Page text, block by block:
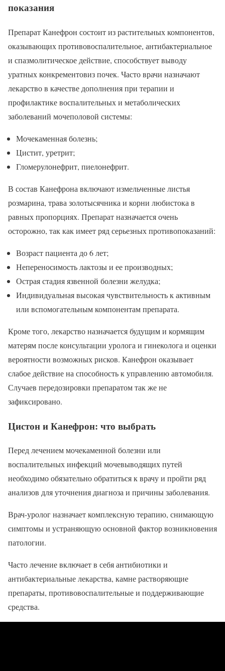
показания
Препарат Канефрон состоит из растительных компонентов,
оказывающих противовоспалительное, антибактериальное
и спазмолитическое действие, способствует выводу
уратных конкрементовиз почек. Часто врачи назначают
лекарство в качестве дополнения при терапии и
профилактике воспалительных и метаболических
заболеваний мочеполовой системы:
Мочекаменная болезнь;
Цистит, уретрит;
Гломерулонефрит, пиелонефрит.
В состав Канефрона включают измельченные листья
розмарина, трава золотысячника и корни любистока в
равных пропорциях. Препарат назначается очень
осторожно, так как имеет ряд серьезных противопоказаний:
Возраст пациента до 6 лет;
Непереносимость лактозы и ее производных;
Острая стадия язвенной болезни желудка;
Индивидуальная высокая чувствительность к активным
или вспомогательным компонентам препарата.
Кроме того, лекарство назначается будущим и кормящим
матерям после консультации уролога и гинеколога и оценки
вероятности возможных рисков. Канефрон оказывает
слабое действие на способность к управлению автомобиля.
Случаев передозировки препаратом так же не
зафиксировано.
Цистон и Канефрон: что выбрать
Перед лечением мочекаменной болезни или
воспалительных инфекций мочевыводящих путей
необходимо обязательно обратиться к врачу и пройти ряд
анализов для уточнения диагноза и причины заболевания.
Врач-уролог назначает комплексную терапию, снимающую
симптомы и устраняющую основной фактор возникновения
патологии.
Часто лечение включает в себя антибиотики и
антибактериальные лекарства, камне растворяющие
препараты, противовоспалительные и поддерживающие
средства.